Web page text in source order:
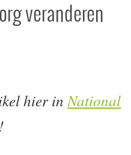
veranderen
hier inNational
!